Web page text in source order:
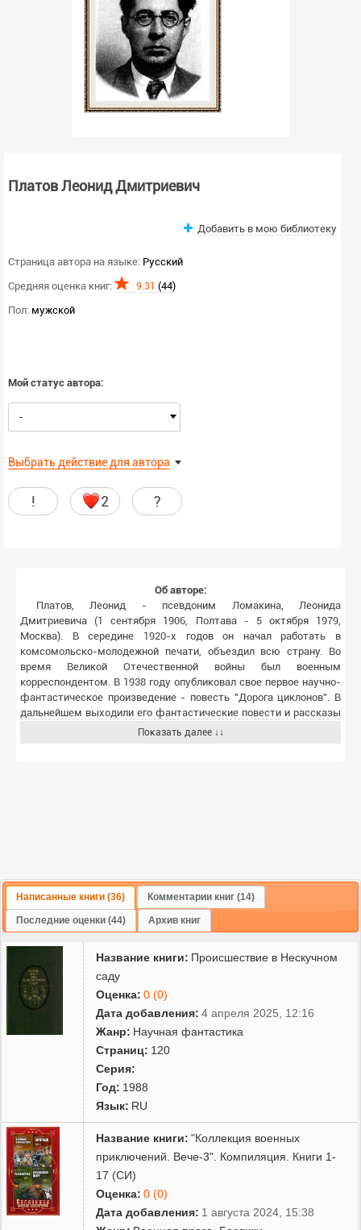
Платов Леонид Дмитриевич
Добавить в мою библиотеку
Страница автора на языке: Русский
Средняя оценка книг:
9.31 (44)
Пол: мужской
Мой статус автора:
-
Выбрать действие для автора
! 2 ?
Об авторе:
Платов, Леонид - псевдоним Ломакина, Леонида
Дмитриевича (1 сентября 1906, Полтава - 5 октября 1979,
Москва). В середине 1920-х годов он начал работать в
комсомольско-молодежной печати, объездил всю страну. Во
время Великой Отечественной войны был военным
корреспондентом. В 1938 году опубликовал свое первое научно-
фантастическое произведение - повесть "Дорога циклонов". В
дальнейшем выходили его фантастические повести и рассказы
"ближнего прицела" - "Концентрат сна" (1939), "Господин Бибабо"
фантастики, обратившись к военно-приключенческой тематике:
выходят роман "Секретный фарватер" (1964), повести "Бухта
Потаенная", "Когти тигра", "Предела нет" и др. Роман "Секретный
фарватер" был экранизирован в 1987 году режиссером Вадимом
Костроменко, а главную роль, офицера-моряка Бориса Шубина,
в фильме сыграл Анатолий Котенев.
Показать далее ↓↓
Написанные книги (36) Комментарии книг (14)
Последние оценки (44) Архив книг
Название книги: Происшествие в Нескучном
саду
Оценка: 0 (0)
Дата добавления: 4 апреля 2025, 12:16
Жанр: Научная фантастика
Страниц: 120
Серия:
Год: 1988
Язык: RU
Название книги: "Коллекция военных
приключений. Вече-3". Компиляция. Книги 1-
17 (СИ)
Оценка: 0 (0)
Дата добавления: 1 августа 2024, 15:38